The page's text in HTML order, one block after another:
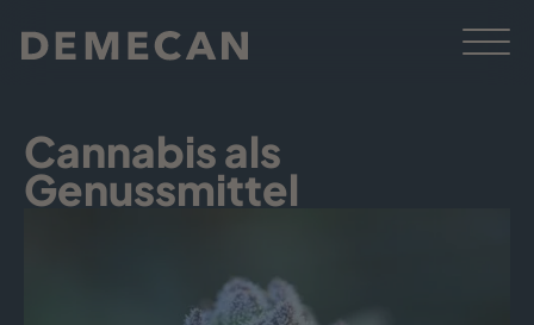
Cannabis als
Genussmittel